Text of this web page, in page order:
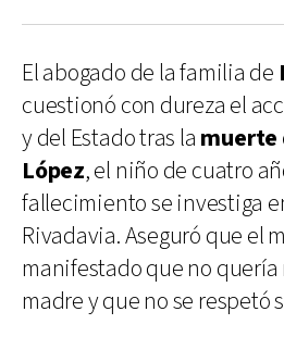
El abogado de la familia de
cuestionó con dureza el
y del Estado tras la muerte
López, el niño de cuatro
fallecimiento se investiga
Rivadavia. Aseguró que el
manifestado que no quería
madre y que no se respetó